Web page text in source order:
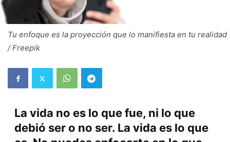
Tu enfoque es la proyección que lo manifiesta en tu realidad
/ Freepik
La vida no es lo que fue, ni lo que
debió ser o no ser. La vida es lo que